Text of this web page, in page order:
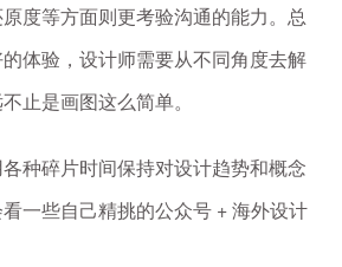
度等方面则更考验沟通的能力。总
体验，设计师需要从不同角度去解
止是画图这么简单。
种碎片时间保持对设计趋势和概念
一些自己精挑的公众号 + 海外设计